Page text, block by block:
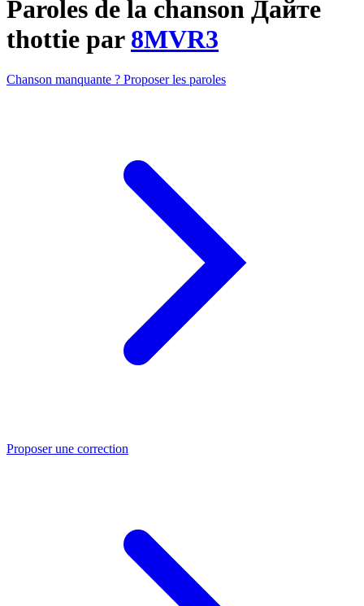
Paroles de la chanson Дайте
thottie par 8MVR3
Chanson manquante ? Proposer les paroles
Proposer une correction